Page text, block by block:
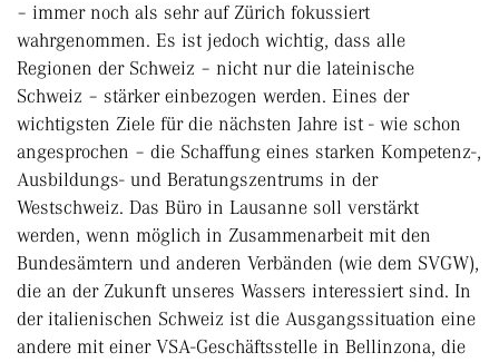
– immer noch als sehr auf Zürich fokussiert
wahrgenommen. Es ist jedoch wichtig, dass alle
Regionen der Schweiz – nicht nur die lateinische
Schweiz – stärker einbezogen werden. Eines der
wichtigsten Ziele für die nächsten Jahre ist - wie schon
angesprochen – die Schaffung eines starken Kompetenz-,
Ausbildungs- und Beratungszentrums in der
Westschweiz. Das Büro in Lausanne soll verstärkt
werden, wenn möglich in Zusammenarbeit mit den
Bundesämtern und anderen Verbänden (wie dem SVGW),
die an der Zukunft unseres Wassers interessiert sind. In
der italienischen Schweiz ist die Ausgangssituation eine
andere mit einer VSA-Geschäftsstelle in Bellinzona, die